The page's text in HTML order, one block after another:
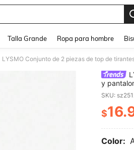
Talla Grande Ropa para hombre
y
de ropa
SKU:
$
Color: